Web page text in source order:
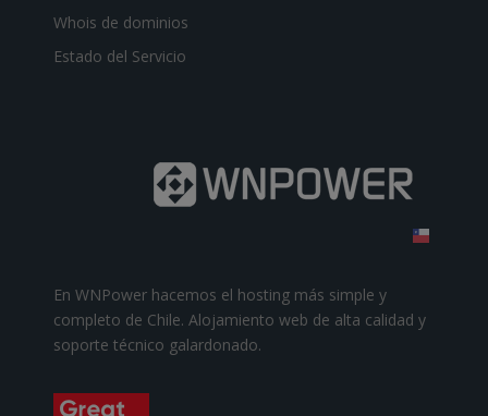
Whois de dominios
Estado del Servicio
En WNPower hacemos el hosting más simple y
completo de Chile. Alojamiento web de alta calidad y
soporte técnico galardonado.